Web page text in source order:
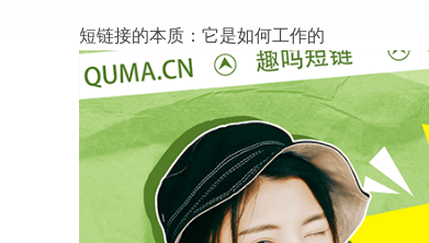
短链接的本质：它是如何工作的